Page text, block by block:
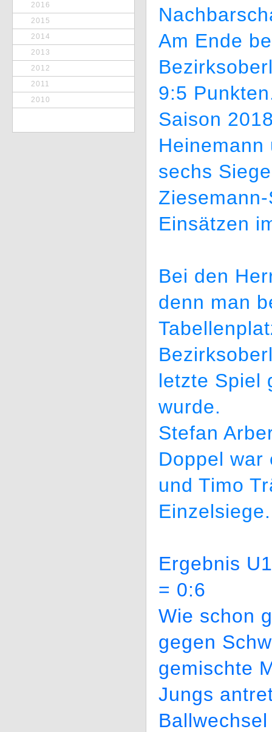
2016
2015
2014
2013
2012
2011
2010
Am Ende
9:5
Saison
sechs
Einsätzen
Bei den
denn man
letzte Spiel
wurde.
Stefan
Doppel war
und Timo
Einzelsiege.
Ergebnis
= 0:6
Wie schon
gegen
gemischte
Jungs